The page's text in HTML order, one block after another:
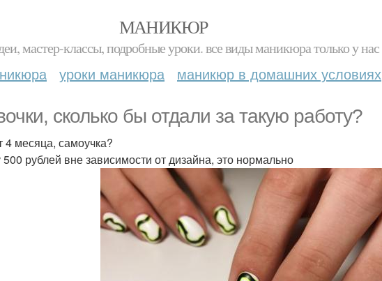
МАНИКЮР
мастер-классы, подробные уроки. все виды маникюра только у нас
уроки маникюра маникюр в домашних условиях
сколько бы отдали за такую работу?
месяца, самоучка?
рублей вне зависимости от дизайна, это нормально